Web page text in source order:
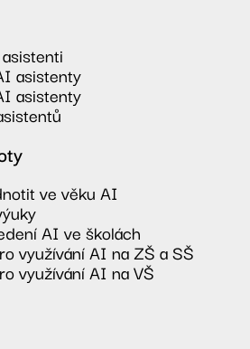
asistenty
asistenty
ve věku AI
AI ve školách
využívání AI na ZŠ a SŠ
využívání AI na VŠ